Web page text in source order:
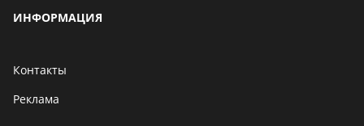
ИНФОРМАЦИЯ
Контакты
Реклама